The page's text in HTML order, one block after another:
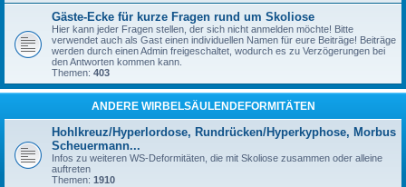
Gäste-Ecke für kurze Fragen rund um Skoliose
Hier kann jeder Fragen stellen, der sich nicht anmelden möchte! Bitte
verwendet auch als Gast einen individuellen Namen für eure Beiträge! Beiträge
werden durch einen Admin freigeschaltet, wodurch es zu Verzögerungen bei
den Antworten kommen kann.
Themen: 403
ANDERE WIRBELSÄULENDEFORMITÄTEN
Hohlkreuz/Hyperlordose, Rundrücken/Hyperkyphose, Morbus
Scheuermann...
Infos zu weiteren WS-Deformitäten, die mit Skoliose zusammen oder alleine
auftreten
Themen: 1910